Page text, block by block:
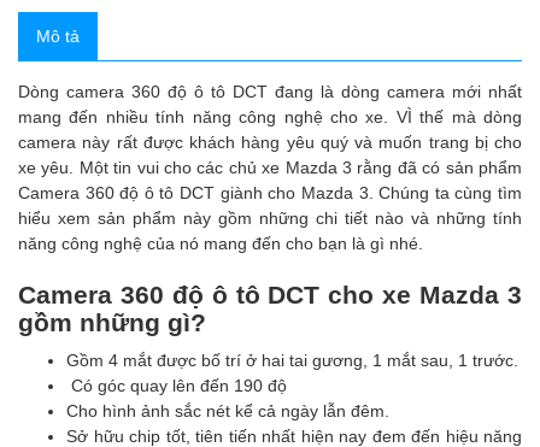
Mô tả
Dòng camera 360 độ ô tô DCT đang là dòng camera mới nhất
mang đến nhiều tính năng công nghệ cho xe. VÌ thế mà dòng
camera này rất được khách hàng yêu quý và muốn trang bị cho
xe yêu. Một tin vui cho các chủ xe Mazda 3 rằng đã có sản phẩm
Camera 360 độ ô tô DCT giành cho Mazda 3. Chúng ta cùng tìm
hiểu xem sản phẩm này gồm những chi tiết nào và những tính
năng công nghệ của nó mang đến cho bạn là gì nhé.
Camera 360 độ ô tô DCT cho xe Mazda 3
gồm những gì?
Gồm 4 mắt được bố trí ở hai tai gương, 1 mắt sau, 1 trước.
Có góc quay lên đến 190 độ
Cho hình ảnh sắc nét kể cả ngày lẫn đêm.
Sở hữu chip tốt, tiên tiến nhất hiện nay đem đến hiệu năng